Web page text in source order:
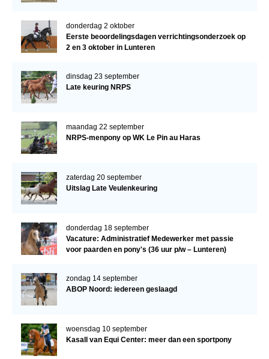
donderdag 2 oktober
Eerste beoordelingsdagen verrichtingsonderzoek op
2 en 3 oktober in Lunteren
dinsdag 23 september
Late keuring NRPS
maandag 22 september
NRPS-menpony op WK Le Pin au Haras
zaterdag 20 september
Uitslag Late Veulenkeuring
donderdag 18 september
Vacature: Administratief Medewerker met passie
voor paarden en pony's (36 uur p/w – Lunteren)
zondag 14 september
ABOP Noord: iedereen geslaagd
woensdag 10 september
Kasall van Equi Center: meer dan een sportpony